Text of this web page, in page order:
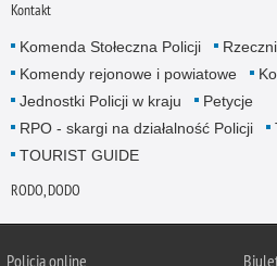
Kontakt
Komenda Stołeczna Policji
Komendy rejonowe i powiatowe
Jednostki Policji w kraju
Petycje
RPO - skargi na działalność Policji
TOURIST GUIDE
RODO, DODO
Policja online